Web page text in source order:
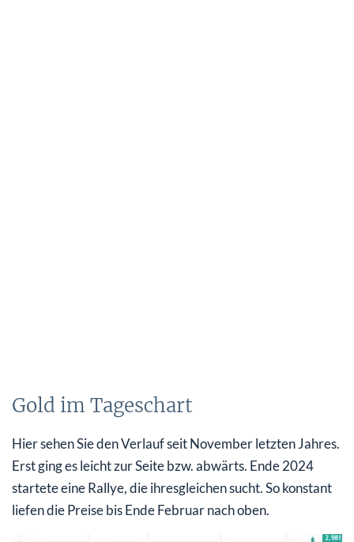
Gold im Tageschart
Hier sehen Sie den Verlauf seit November letzten Jahres.
Erst ging es leicht zur Seite bzw. abwärts. Ende 2024
startete eine Rallye, die ihresgleichen sucht. So konstant
liefen die Preise bis Ende Februar nach oben.